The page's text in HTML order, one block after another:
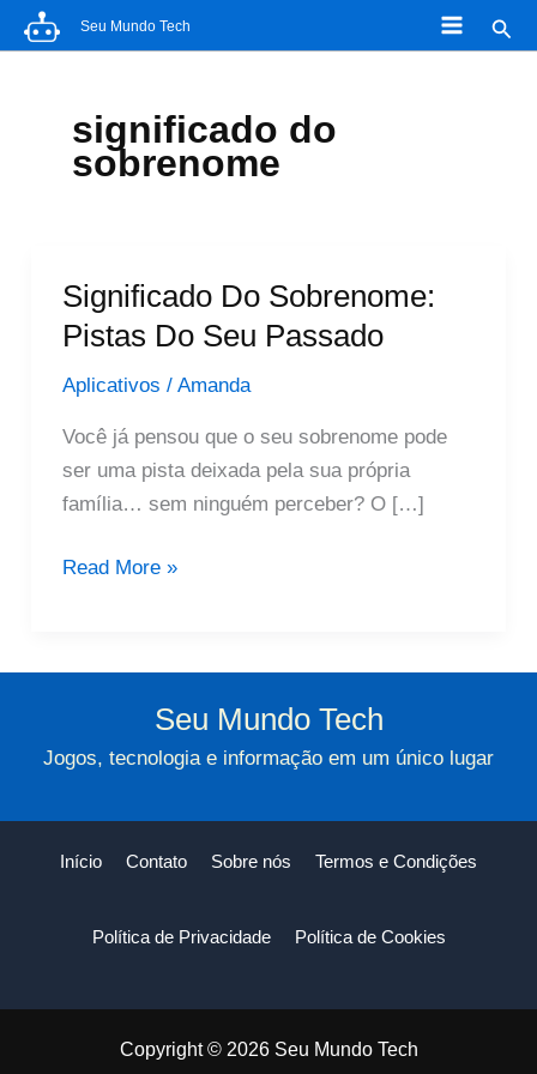
para
Seu Mundo Tech
significado do
sobrenome
Significado Do Sobrenome:
Pistas Do Seu Passado
Aplicativos / Amanda
Você já pensou que o seu sobrenome pode
ser uma pista deixada pela sua própria
família… sem ninguém perceber? O […]
Significado
Pistas
Passado
Read More »
Seu Mundo Tech
Jogos, tecnologia e informação em um único lugar
Início Contato Sobre nós Termos e Condições
Política de Privacidade Política de Cookies
Copyright © 2026 Seu Mundo Tech